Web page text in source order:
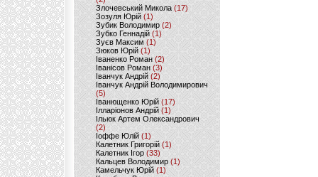
Злочевський Микола(17)
Зозуля Юрій (1)
Зубик Володимир (2)
Зубко Геннадій (1)
Зуєв Максим(1)
Зюков Юрій (1)
Іваненко Роман (2)
Іванісов Роман (3)
Іванчук Андрій(2)
Іванчук Андрій Володимирович
(5)
Іванющенко Юрій (17)
Ілларіонов Андрій (1)
Ільюк Артем Олександрович
(2)
Іоффе Юлій (1)
Калетник Григорій(1)
Калетник Ігор (33)
Кальцев Володимир(1)
Камельчук Юрій (1)